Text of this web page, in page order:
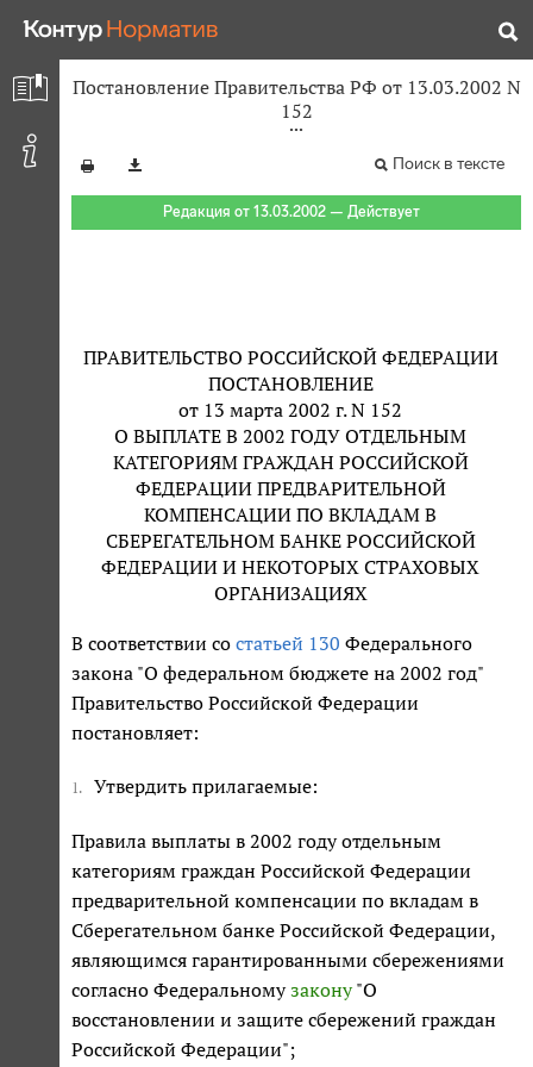
Постановление Правительства РФ от 13.03.2002 N
152
Поиск в тексте
Редакция от 13.03.2002 — Действует
ПРАВИТЕЛЬСТВО РОССИЙСКОЙ ФЕДЕРАЦИИ
ПОСТАНОВЛЕНИЕ
от 13 марта 2002 г. N 152
О ВЫПЛАТЕ В 2002 ГОДУ ОТДЕЛЬНЫМ
КАТЕГОРИЯМ ГРАЖДАН РОССИЙСКОЙ
ФЕДЕРАЦИИ ПРЕДВАРИТЕЛЬНОЙ
КОМПЕНСАЦИИ ПО ВКЛАДАМ В
СБЕРЕГАТЕЛЬНОМ БАНКЕ РОССИЙСКОЙ
ФЕДЕРАЦИИ И НЕКОТОРЫХ СТРАХОВЫХ
ОРГАНИЗАЦИЯХ
В соответствии со статьей 130 Федерального
закона "О федеральном бюджете на 2002 год"
Правительство Российской Федерации
постановляет:
1. Утвердить прилагаемые:
Правила выплаты в 2002 году отдельным
категориям граждан Российской Федерации
предварительной компенсации по вкладам в
Сберегательном банке Российской Федерации,
являющимся гарантированными сбережениями
согласно Федеральномузакону"О
восстановлении и защите сбережений граждан
Российской Федерации";